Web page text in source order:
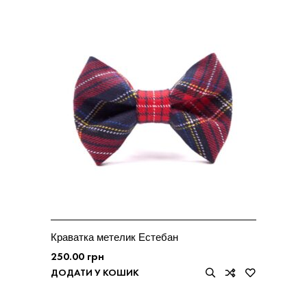
Краватка метелик Естебан
250.00 грн
ДОДАТИ У КОШИК